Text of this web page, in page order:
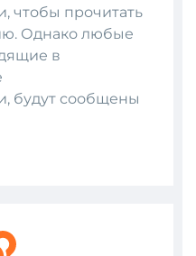
чтобы прочитать
Однако любые
в
будут сообщены